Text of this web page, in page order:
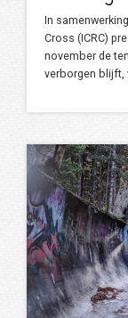
In
Cross (ICRC)
november de
verborgen blijft,